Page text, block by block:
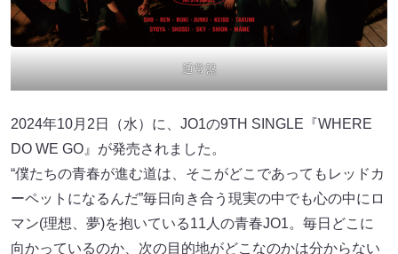
通常盤
2024年10月2日（水）に、JO1の9TH SINGLE『WHERE
DO WE GO』が発売されました。
“僕たちの青春が進む道は、そこがどこであってもレッドカ
ーペットになるんだ”毎日向き合う現実の中でも心の中にロ
マン(理想、夢)を抱いている11人の青春JO1。毎日どこに
向かっているのか、次の目的地がどこなのかは分からない